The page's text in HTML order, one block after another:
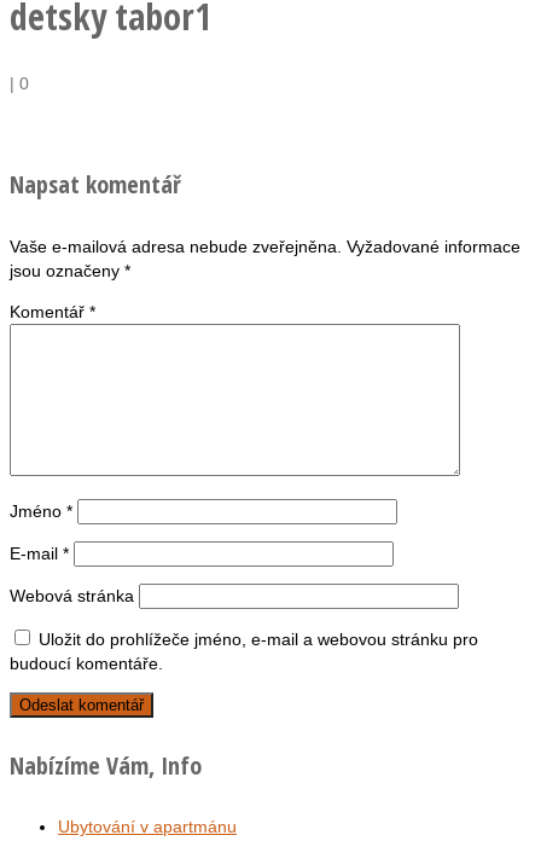
detsky tabor1
| 0
Napsat komentář
Vaše e-mailová adresa nebude zveřejněna. Vyžadované informace
jsou označeny *
Komentář *
Jméno *
E-mail *
Webová stránka
Uložit do prohlížeče jméno, e-mail a webovou stránku pro
budoucí komentáře.
Nabízíme Vám, Info
Ubytování v apartmánu